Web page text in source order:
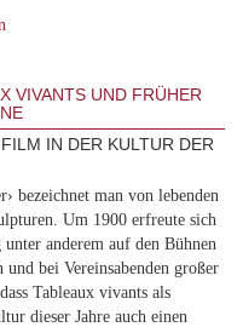
VIVANTS UND FRÜHER
IN DER KULTUR DER
bezeichnet man von lebenden
Um 1900 erfreute sich
anderem auf den Bühnen
bei Vereinsabenden großer
Tableaux vivants als
dieser Jahre auch einen